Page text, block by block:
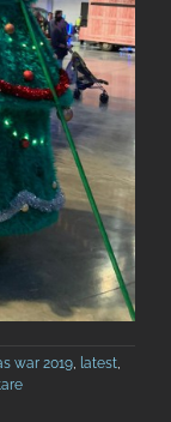
war 2019 latest